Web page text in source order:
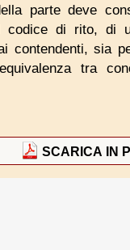
parte deve
codice di rito, di
contendenti, sia
tra
SCARICA IN